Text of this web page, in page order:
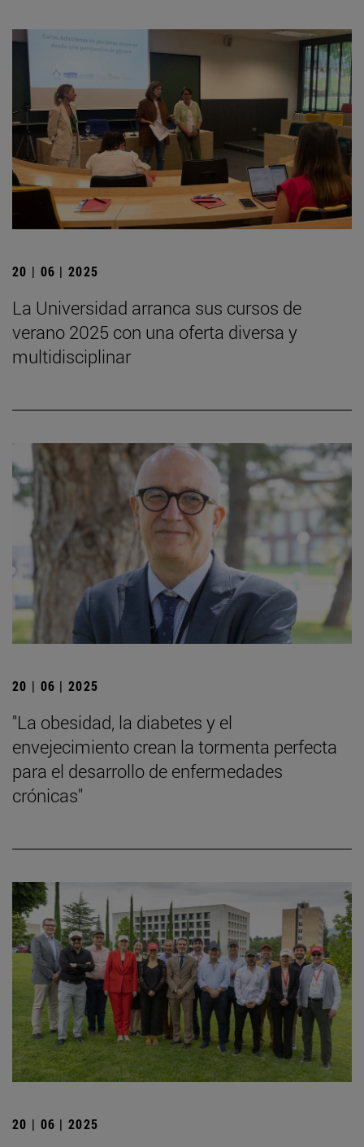
20 | 06 | 2025
La Universidad arranca sus cursos de
verano 2025 con una oferta diversa y
multidisciplinar
20 | 06 | 2025
"La obesidad, la diabetes y el
envejecimiento crean la tormenta perfecta
para el desarrollo de enfermedades
crónicas"
20 | 06 | 2025